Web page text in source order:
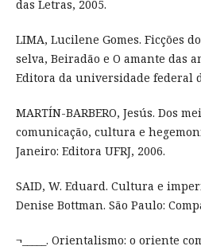
das Letras, 2005.
LIMA, Lucilene Gomes. Ficções
selva, Beiradão e O amante das
Editora da universidade federal
MARTÍN-BARBERO, Jesús. Dos
comunicação, cultura e
Janeiro: Editora UFRJ, 2006.
SAID, W. Eduard. Cultura e
Denise Bottman. São Paulo:
¬_____. Orientalismo: o oriente